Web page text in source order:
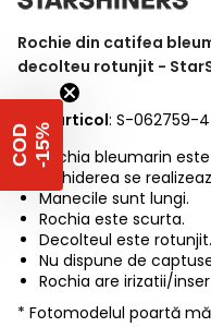
Rochie din catifea
decolteu rotunjit -
Cod articol: S-062759-4
Rochia bleumarin
Inchiderea se
Manecile sunt lungi.
Rochia este scurta.
Decolteul este rotunjit.
Nu dispune de
Rochia are irizatii/
* Fotomodelul poartă
C
O
D
-
1
5 %